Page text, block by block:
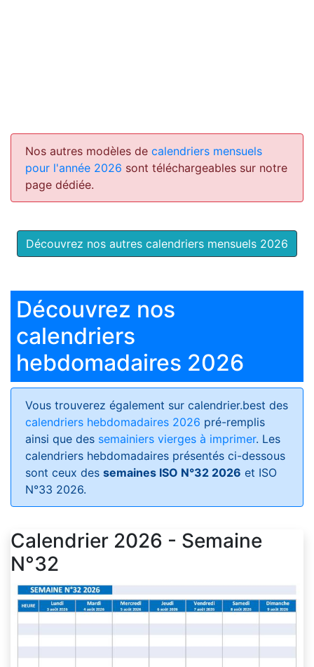
Nos autres modèles de calendriers mensuels
pour l'année 2026 sont téléchargeables sur notre
page dédiée.
Découvrez nos autres calendriers mensuels 2026
Découvrez nos
calendriers
hebdomadaires 2026
Vous trouverez également sur calendrier.best des
calendriers hebdomadaires 2026 pré-remplis
ainsi que des semainiers vierges à imprimer. Les
calendriers hebdomadaires présentés ci-dessous
sont ceux des semaines ISO N°32 2026 et ISO
N°33 2026.
Calendrier 2026 - Semaine
N°32